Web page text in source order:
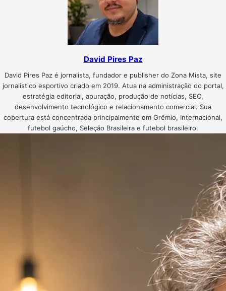
David Pires Paz
David Pires Paz é jornalista, fundador e publisher do Zona Mista, site
jornalístico esportivo criado em 2019. Atua na administração do portal,
estratégia editorial, apuração, produção de notícias, SEO,
desenvolvimento tecnológico e relacionamento comercial. Sua
cobertura está concentrada principalmente em Grêmio, Internacional,
futebol gaúcho, Seleção Brasileira e futebol brasileiro.